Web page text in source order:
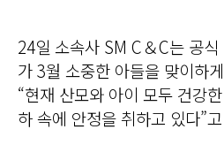
24일 소속사 SM C＆C는 공식
가 3월 소중한 아들을 맞이하
“현재 산모와 아이 모두 건강
하 속에 안정을 취하고 있다”